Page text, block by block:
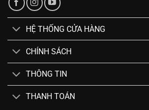
HỆ THỐNG CỬA HÀNG
CHÍNH SÁCH
THÔNG TIN
THANH TOÁN